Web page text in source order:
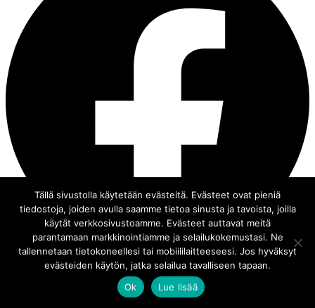
Tällä sivustolla käytetään evästeitä. Evästeet ovat pieniä
tiedostoja, joiden avulla saamme tietoa sinusta ja tavoista, joilla
käytät verkkosivustoamme. Evästeet auttavat meitä
parantamaan markkinointiamme ja selailukokemustasi. Ne
tallennetaan tietokoneellesi tai mobiililaitteeseesi. Jos hyväksyt
evästeiden käytön, jatka selailua tavalliseen tapaan.
Ok
Lue lisää